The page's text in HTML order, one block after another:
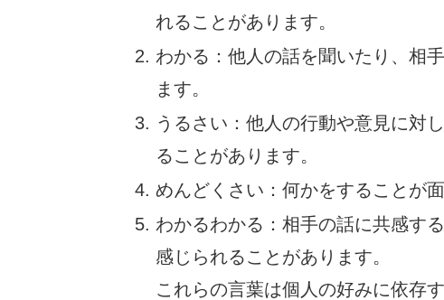
れることがあります。
わかる：他人の話を聞いたり、相
ます。
うるさい：他人の行動や意見に対
ることがあります。
めんどくさい：何かをすることが
わかるわかる：相手の話に共感す
感じられることがあります。
これらの言葉は個人の好みに依存